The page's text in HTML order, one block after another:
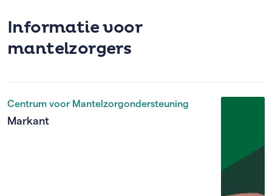
Informatie voor
mantelzorgers
Centrum voor Mantelzorgondersteuning
Markant